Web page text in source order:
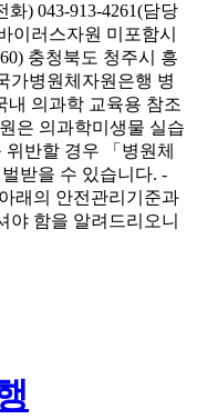
화) 043-913-4261(담당
이러스자원 미포함시
충청북도 청주시 흥
가병원체자원은행 병
내 의과학 교육용 참조
은 의과학미생물 실습
반할 경우 「병원체
받을 수 있습니다. -
래의 안전관리기준과
야 함을 알려드리오니